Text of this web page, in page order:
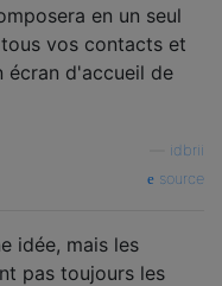
en un seul
vos contacts et
écran d'accueil de
idbrii
source
idée, mais les
pas toujours les